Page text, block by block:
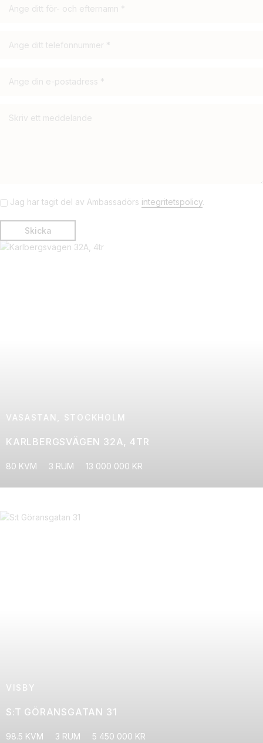
Jag har tagit del av Ambassadörs integritetspolicy.
VASASTAN, STOCKHOLM
KARLBERGSVÄGEN 32A, 4TR
80 KVM 3 RUM 13 000 000 KR
VISBY
S:T GÖRANSGATAN 31
98.5 KVM 3 RUM 5 450 000 KR